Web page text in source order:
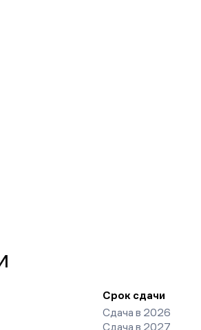
Срок сдачи
Сдача в 2026
Сдача в 2027